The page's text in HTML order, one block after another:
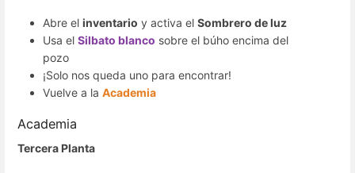
Abre el inventario y activa el Sombrero de luz
Usa el Silbato blanco sobre el búho encima del
pozo
¡Solo nos queda uno para encontrar!
Vuelve a la Academia
Academia
Tercera Planta